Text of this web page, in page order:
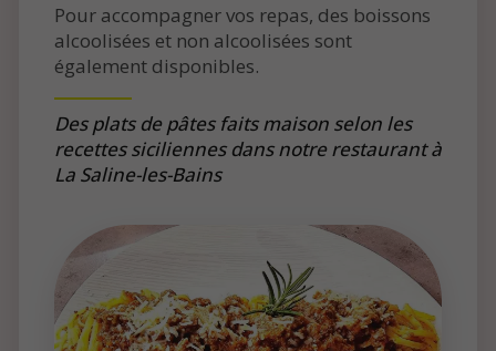
Pour accompagner vos repas, des boissons
alcoolisées et non alcoolisées sont
également disponibles.
Des plats de pâtes faits maison selon les
recettes siciliennes dans notre restaurant à
La Saline-les-Bains